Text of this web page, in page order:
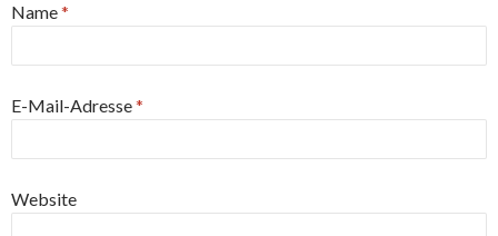
Name*
E-Mail-Adresse*
Website